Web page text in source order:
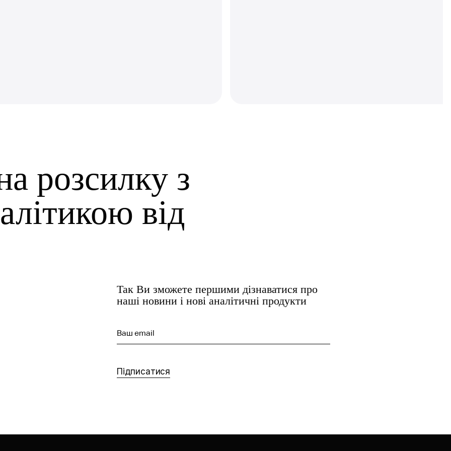
розсилку з
від
Так Ви зможете першими дізнаватися про
наші новини і нові аналітичні продукти
Ваш email
Підписатися